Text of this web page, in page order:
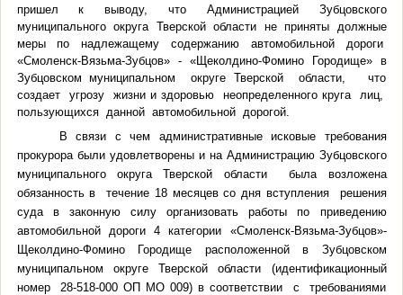
пришел к выводу, что Администрацией Зубцовского
муниципального округа Тверской области не приняты должные
мерыпо надлежащему содержанию автомобильной дороги
«Смоленск-Вязьма-Зубцов» - «Щеколдино-Фомино Городище» в
Зубцовском муниципальном округе Тверской области, что
создает угрозу жизни и здоровью неопределенного круга лиц,
пользующихся данной автомобильной дорогой.
В связи с чем административные исковые требования
прокурора были удовлетворены и на Администрацию Зубцовского
муниципального округа Тверской области была возложена
обязанностьв течение 18 месяцев со дня вступления решения
суда в законную силу организовать работы по приведению
автомобильной дороги 4 категории «Смоленск-Вязьма-Зубцов»-
Щеколдино-Фомино Городище расположенной в Зубцовском
муниципальном округе Тверской области (идентификационный
номер 28-518-000 ОП МО 009) в соответствии с требованиями